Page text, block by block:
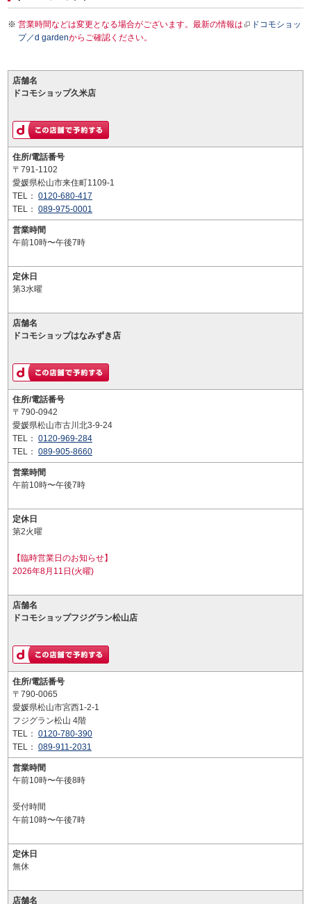
営業時間などは変更となる場合がございます。最新の情報は
ドコモショッ
プ／d gardenからご確認ください。
店舗名
ドコモショップ久米店
住所/電話番号
〒791-1102
愛媛県松山市来住町1109-1
TEL： 0120-680-417
TEL： 089-975-0001
営業時間
午前10時〜午後7時
定休日
第3水曜
店舗名
ドコモショップはなみずき店
住所/電話番号
〒790-0942
愛媛県松山市古川北3-9-24
TEL： 0120-969-284
TEL： 089-905-8660
営業時間
午前10時〜午後7時
定休日
第2火曜
【臨時営業日のお知らせ】
2026年8月11日(火曜)
店舗名
ドコモショップフジグラン松山店
住所/電話番号
〒790-0065
愛媛県松山市宮西1-2-1
フジグラン松山 4階
TEL： 0120-780-390
TEL： 089-911-2031
営業時間
午前10時〜午後8時
受付時間
午前10時〜午後7時
定休日
無休
店舗名